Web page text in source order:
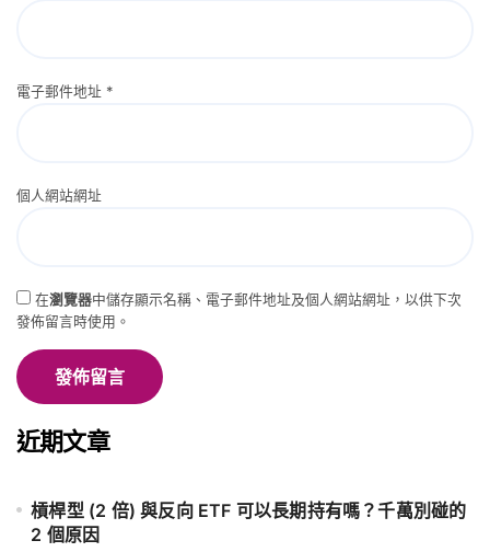
電子郵件地址 *
個人網站網址
在瀏覽器中儲存顯示名稱、電子郵件地址及個人網站網址，以供下次
發佈留言時使用。
近期文章
槓桿型 (2 倍) 與反向 ETF 可以長期持有嗎？千萬別碰的
2 個原因